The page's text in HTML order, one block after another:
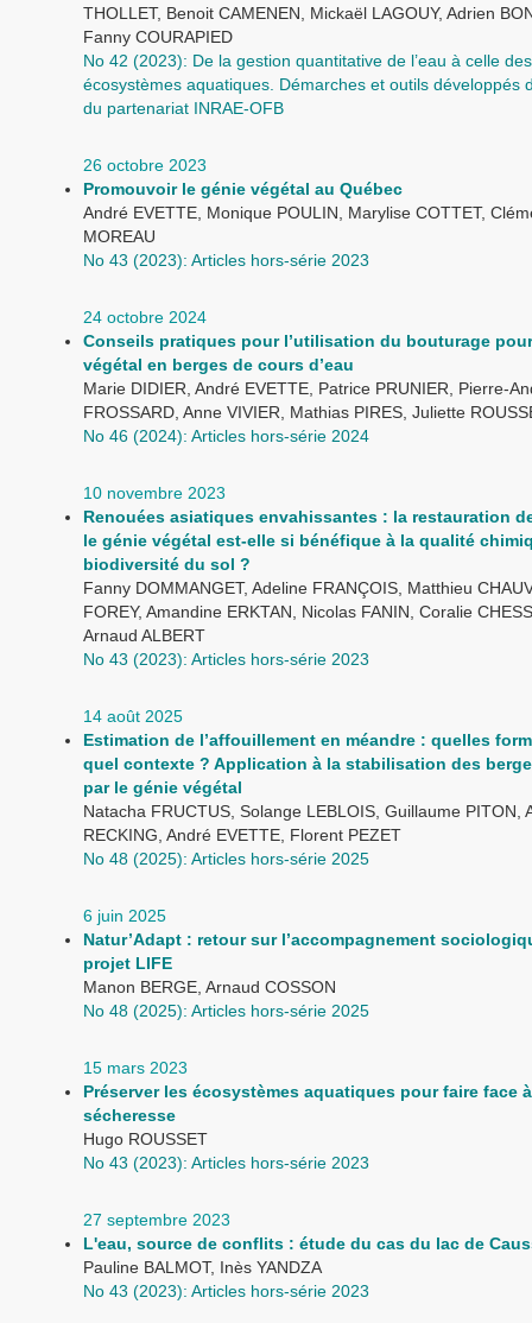
THOLLET, Benoit CAMENEN, Mickaël LAGOUY, Adrien
Fanny COURAPIED
No 42 (2023): De la gestion quantitative de l’eau à celle des
écosystèmes aquatiques. Démarches et outils développés
du partenariat INRAE-OFB
26 octobre 2023
Promouvoir le génie végétal au Québec
André EVETTE, Monique POULIN, Marylise COTTET,
MOREAU
No 43 (2023): Articles hors-série 2023
24 octobre 2024
Conseils pratiques pour l’utilisation du bouturage
végétal en berges de cours d’eau
Marie DIDIER, André EVETTE, Patrice PRUNIER, Pierre-
FROSSARD, Anne VIVIER, Mathias PIRES, Juliette
No 46 (2024): Articles hors-série 2024
10 novembre 2023
Renouées asiatiques envahissantes : la restauration
le génie végétal est-elle si bénéfique à la qualité
biodiversité du sol ?
Fanny DOMMANGET, Adeline FRANÇOIS, Matthieu
FOREY, Amandine ERKTAN, Nicolas FANIN, Coralie
Arnaud ALBERT
No 43 (2023): Articles hors-série 2023
14 août 2025
Estimation de l’affouillement en méandre : quelles
quel contexte ? Application à la stabilisation des
par le génie végétal
Natacha FRUCTUS, Solange LEBLOIS, Guillaume PITON,
RECKING, André EVETTE, Florent PEZET
No 48 (2025): Articles hors-série 2025
6 juin 2025
Natur’Adapt : retour sur l’accompagnement
projet LIFE
Manon BERGE, Arnaud COSSON
No 48 (2025): Articles hors-série 2025
15 mars 2023
Préserver les écosystèmes aquatiques pour faire face
sécheresse
Hugo ROUSSET
No 43 (2023): Articles hors-série 2023
27 septembre 2023
L'eau, source de conflits : étude du cas du lac de
Pauline BALMOT, Inès YANDZA
No 43 (2023): Articles hors-série 2023